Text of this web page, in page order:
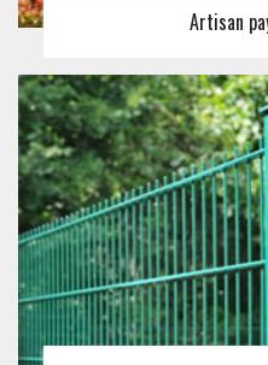
Artisan